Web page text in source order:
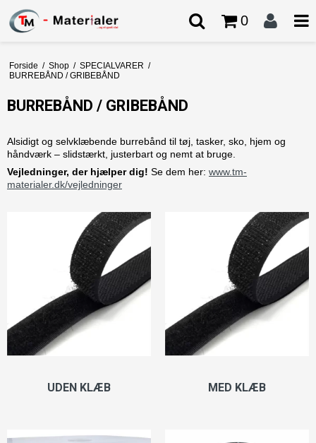
0
Forside / Shop / SPECIALVARER /
BURREBÅND / GRIBEBÅND
BURREBÅND / GRIBEBÅND
Alsidigt og selvklæbende burrebånd til tøj, tasker, sko, hjem og
håndværk – slidstærkt, justerbart og nemt at bruge.
Vejledninger, der hjælper dig! Se dem her: www.tm-
materialer.dk/vejledninger
UDEN KLÆB MED KLÆB